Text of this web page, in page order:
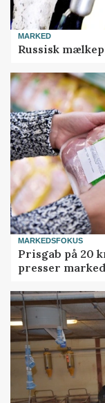
MARKED
Russisk
MARKEDSFOKUS
Prisgab på 20
presser